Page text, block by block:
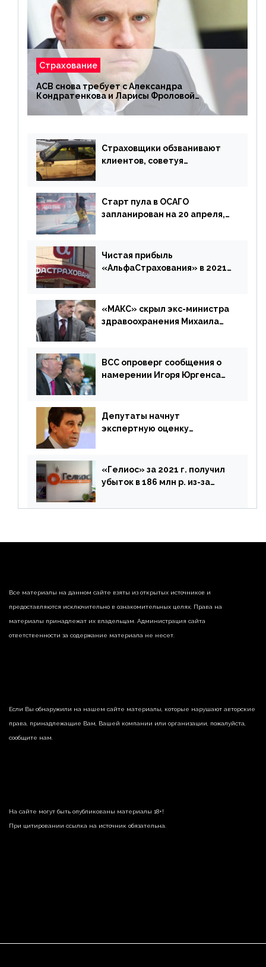
Страхование
АСВ снова требует с Александра
Кондратенкова и Ларисы Фроловой
возмещения убытков на 1,5 млрд р.
Страховщики обзванивают
клиентов, советуя
Старт пула в ОСАГО
запланирован на 20 апреля,
дублировать [дополнено]
Чистая прибыль
«АльфаСтрахования» в 2021
«МАКС» скрыл экс-министра
здравоохранения Михаила
ВСС опроверг сообщения о
намерении Игоря Юргенса
Депутаты начнут
экспертную оценку
«Гелиос» за 2021 г. получил
убыток в 186 млн р. из-за
реализации недвижимости
Все материалы на данном сайте взяты из открытых источников и
предоставляются исключительно в ознакомительных целях. Права на
материалы принадлежат их владельцам. Администрация сайта
ответственности за содержание материала не несет.
Если Вы обнаружили на нашем сайте материалы, которые нарушают авторские
права, принадлежащие Вам, Вашей компании или организации, пожалуйста,
сообщите нам.
На сайте могут быть опубликованы материалы 18+!
При цитировании ссылка на источник обязательна.